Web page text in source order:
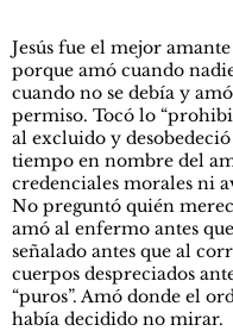
Jesús fue el mejor
porque amó cuando
cuando no se debía y
permiso. Tocó lo
al excluido y
tiempo en nombre del
credenciales morales ni
No preguntó quién
amó al enfermo antes
señalado antes que al
cuerpos despreciados
“puros”. Amó donde el
había decidido no mirar.